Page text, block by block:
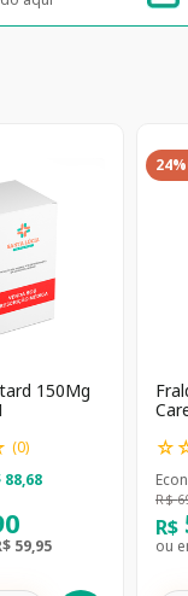
150Mg
(0)
88,68
59,95
24%
☆
R$
R$
ou